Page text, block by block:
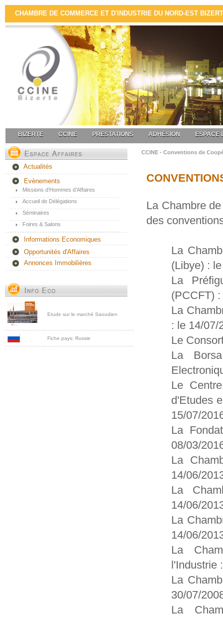
CHAMBRE DE COMMERCE ET D'INDUSTRIE DU NORD-EST
BIZERTE CCINE PRESTATIONS ADHÉSION ESPACE
Actualités
Evènements
Missions d’Hommes d’Affaires
Accueil de Délégations
Séminaires
Foires & Salons
Informations Economiques
Opportunités d'Affaires
Annonces Immobilières
Etude sur le marché Saoudien
Fiche pays: Russie
CCINE - Conventions de
La Chambre
des
La
(Libye) :
La
(PCCFT)
La
: le 14/07/
Le
La
Le
d'Etudes
15/07/
La
08/03/
La
14/06/
La
14/06/
La
14/06/
La
l'Industrie
La
30/07/
La